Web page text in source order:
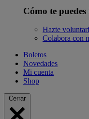
Cómo te
Hazte
Colabora con
Boletos
Novedades
Mi cuenta
Shop
Cerrar